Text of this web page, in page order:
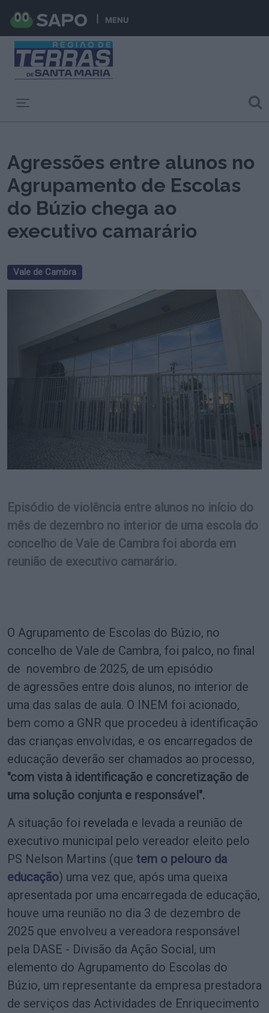
MENU
Agressões entre alunos no
Agrupamento de Escolas
do Búzio chega ao
executivo camarário
Vale de Cambra
Episódio de violência entre alunos no início do
mês de dezembro no interior de uma escola do
concelho de Vale de Cambra foi aborda em
reunião de executivo camarário.
O Agrupamento de Escolas do Búzio, no
concelho de Vale de Cambra, foi palco, no final
de novembro de 2025, de um episódio
de agressões entre dois alunos, no interior de
uma das salas de aula. O INEM foi acionado,
bem como a GNR que procedeu à identificação
das crianças envolvidas, e os encarregados de
educação deverão ser chamados ao processo,
"com vista à identificação e concretização de
uma solução conjunta e responsável".
A situação foi revelada e levada a reunião de
executivo municipal pelo vereador eleito pelo
PS Nelson Martins (que tem o pelouro da
educação) uma vez que, após uma queixa
apresentada por uma encarregada de educação,
houve uma reunião no dia 3 de dezembro de
2025 que envolveu a vereadora responsável
pela DASE - Divisão da Ação Social, um
elemento do Agrupamento do Escolas do
Búzio, um representante da empresa prestadora
de serviços das Actividades de Enriquecimento